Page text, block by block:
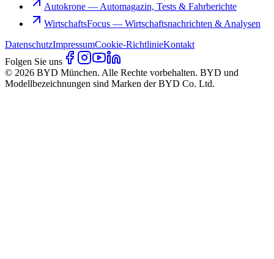
Autokrone — Automagazin, Tests & Fahrberichte
WirtschaftsFocus — Wirtschaftsnachrichten & Analysen
DatenschutzImpressumCookie-RichtlinieKontakt
Folgen Sie uns
© 2026 BYD München. Alle Rechte vorbehalten. BYD und
Modellbezeichnungen sind Marken der BYD Co. Ltd.